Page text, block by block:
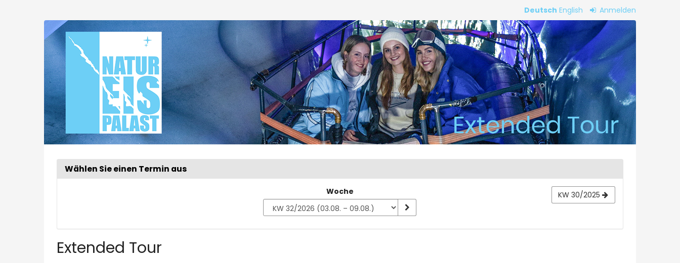
Deutsch English Anmelden
Extended
Tour
Wählen Sie einen Termin aus
Woche KW 30/2025
Extended Tour